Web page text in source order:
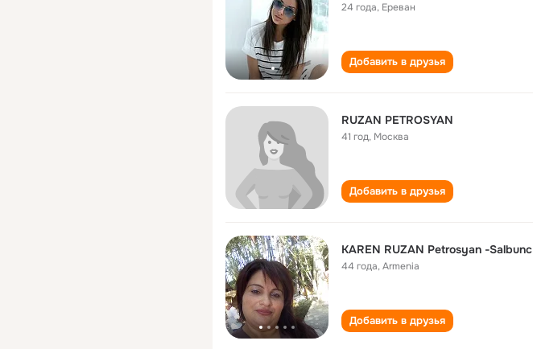
24 года, Ереван
Добавить в друзья
RUZAN PETROSYAN
41 год, Москва
Добавить в друзья
KAREN RUZAN Petrosyan -Salbunc
44 года,Armenia
Добавить в друзья